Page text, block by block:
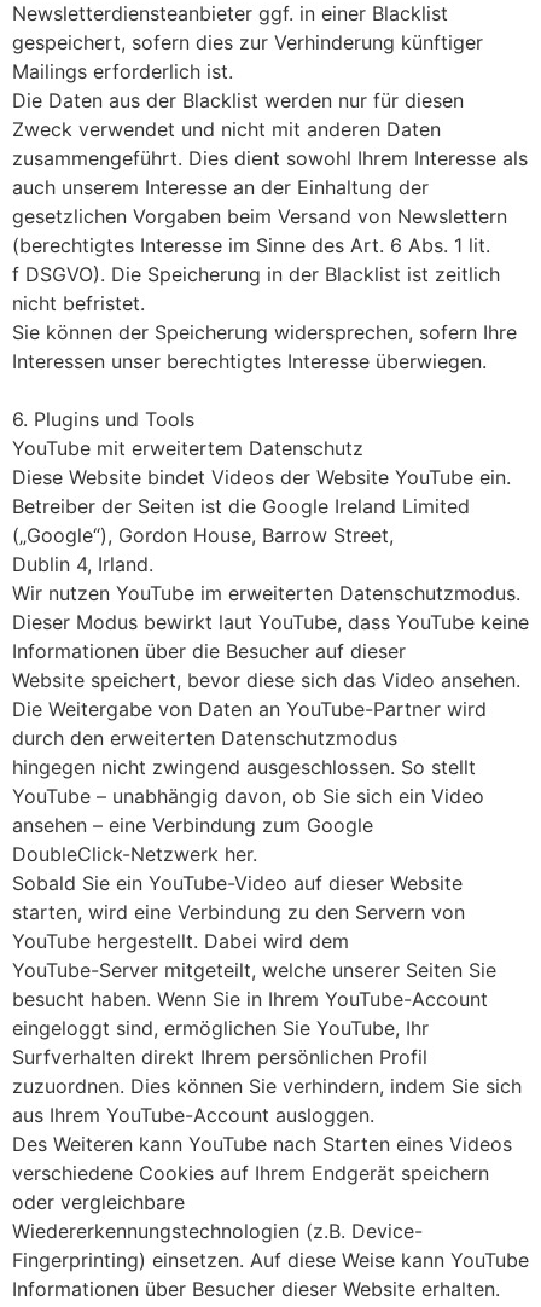
Newsletterdiensteanbieter ggf. in einer Blacklist
gespeichert, sofern dies zur Verhinderung künftiger
Mailings erforderlich ist.
Die Daten aus der Blacklist werden nur für diesen
Zweck verwendet und nicht mit anderen Daten
zusammengeführt. Dies dient sowohl Ihrem Interesse als
auch unserem Interesse an der Einhaltung der
gesetzlichen Vorgaben beim Versand von Newslettern
(berechtigtes Interesse im Sinne des Art. 6 Abs. 1 lit.
f DSGVO). Die Speicherung in der Blacklist ist zeitlich
nicht befristet.
Sie können der Speicherung widersprechen, sofern Ihre
Interessen unser berechtigtes Interesse überwiegen.
6. Plugins und Tools
YouTube mit erweitertem Datenschutz
Diese Website bindet Videos der Website YouTube ein.
Betreiber der Seiten ist die Google Ireland Limited
(„Google“), Gordon House, Barrow Street,
Dublin 4, Irland.
Wir nutzen YouTube im erweiterten Datenschutzmodus.
Dieser Modus bewirkt laut YouTube, dass YouTube keine
Informationen über die Besucher auf dieser
Website speichert, bevor diese sich das Video ansehen.
Die Weitergabe von Daten an YouTube-Partner wird
durch den erweiterten Datenschutzmodus
hingegen nicht zwingend ausgeschlossen. So stellt
YouTube – unabhängig davon, ob Sie sich ein Video
ansehen – eine Verbindung zum Google
DoubleClick-Netzwerk her.
Sobald Sie ein YouTube-Video auf dieser Website
starten, wird eine Verbindung zu den Servern von
YouTube hergestellt. Dabei wird dem
YouTube-Server mitgeteilt, welche unserer Seiten Sie
besucht haben. Wenn Sie in Ihrem YouTube-Account
eingeloggt sind, ermöglichen Sie YouTube, Ihr
Surfverhalten direkt Ihrem persönlichen Profil
zuzuordnen. Dies können Sie verhindern, indem Sie sich
aus Ihrem YouTube-Account ausloggen.
Des Weiteren kann YouTube nach Starten eines Videos
verschiedene Cookies auf Ihrem Endgerät speichern
oder vergleichbare
Wiedererkennungstechnologien (z.B. Device-
Fingerprinting) einsetzen. Auf diese Weise kann YouTube
Informationen über Besucher dieser Website erhalten.